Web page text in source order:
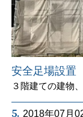
安全足場設置
３階建ての建物
5. 2018年07月